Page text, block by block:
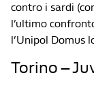
contro i sardi
l’ultimo
l’Unipol Domus
Torino –